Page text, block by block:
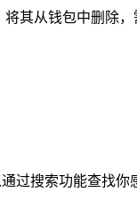
其从钱包中删除
过搜索功能查找你